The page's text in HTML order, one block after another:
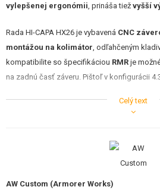
vylepšenej ergonómii , prináša tiež vyšší
Rada HI-CAPA HX26 je vybavená CNC
montážou na kolimátor , odľahčeným
kompatibilite so špecifikáciou RMR je
na zadnú časť záveru. Pištoľ v konfigurácii
má tiež integrovanú spodnú lištou pre
Celý text
AW Custom (Armorer Works)